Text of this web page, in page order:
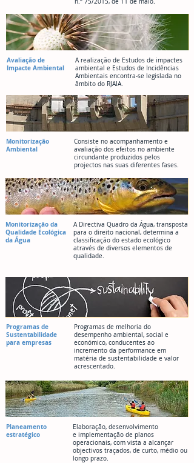
Avaliação de
Impacte Ambiental
A realização de Estudos de impactes
ambiental e Estudos de Incidências
Ambientais encontra-se legislada no
âmbito do RJAIA.
Monitorização
Ambiental
Consiste no acompanhamento e
avaliação dos efeitos no ambiente
circundante produzidos pelos
projectos nas suas diferentes fases.
Monitorização da
Qualidade Ecológica
da Água
A Directiva Quadro da Água, transposta
para o direito nacional, determina a
classificação do estado ecológico
através de diversos elementos de
qualidade.
Programas de
Sustentabilidade
para empresas
Programas de melhoria do
desempenho ambiental, social e
económico, conducentes ao
incremento da performance em
matéria de sustentabilidade e valor
acrescentado.
Planeamento
estratégico
Elaboração, desenvolvimento
e implementação de planos
operacionais, com vista a alcançar
objectivos traçados, de curto, médio ou
longo prazo.